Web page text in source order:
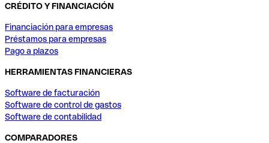
CRÉDITO Y FINANCIACIÓN
Financiación para empresas
Préstamos para empresas
Pago a plazos
HERRAMIENTAS FINANCIERAS
Software de facturación
Software de control de gastos
Software de contabilidad
COMPARADORES